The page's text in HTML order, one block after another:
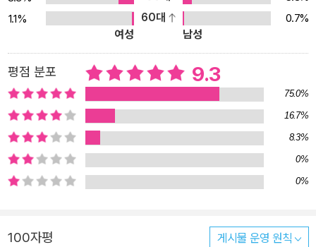
1.1%
60대
0.7%
여성
남성
평점 분포 9.3
75.0%
16.7%
8.3%
0%
0%
100자평 게시물 운영 원칙